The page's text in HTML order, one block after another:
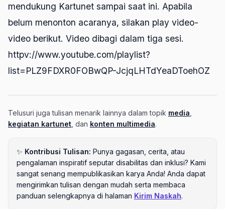
mendukung Kartunet sampai saat ini. Apabila
belum menonton acaranya, silakan play video-
video berikut. Video dibagi dalam tiga sesi.
httpv://www.youtube.com/playlist?
list=PLZ9FDXR0FOBwQP-JcjqLHTdYeaDToehOZ
Telusuri juga tulisan menarik lainnya dalam topik media
kegiatan kartunet , dan konten multimedia.
✨ Kontribusi Tulisan: Punya gagasan, cerita, atau
pengalaman inspiratif seputar disabilitas dan inklusi? Kami
sangat senang mempublikasikan karya Anda! Anda dapat
mengirimkan tulisan dengan mudah serta membaca
panduan selengkapnya di halaman Kirim Naskah.